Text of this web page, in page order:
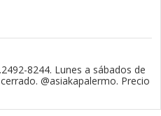
8244. Lunes a sábados de
@asiakapalermo. Precio